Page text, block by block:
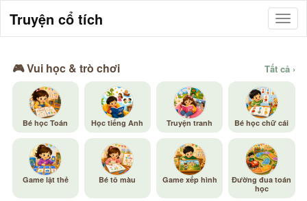
Truyện cổ tích
🎮 Vui học & trò chơi Tất cả ›
Bé học Toán Học tiếng Anh Truyện tranh Bé học chữ cái
Game lật thẻ Bé tô màu Game xếp hình
Đường đua toán
học